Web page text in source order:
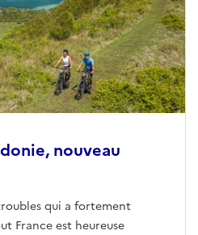
nouveau
qui a fortement
France est heureuse